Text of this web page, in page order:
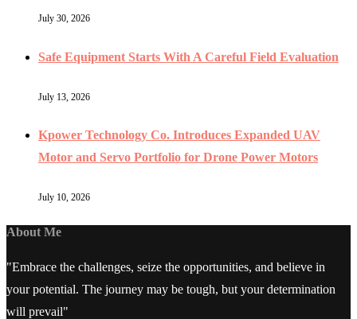
July 30, 2026
Safe Equipment Starts With A Careful Field Evaluation
July 13, 2026
Kpower Technology Co. Introduces Expanded UAV
Motor and Servo Portfolio for Drone Power Motors
July 10, 2026
About Me
"Embrace the challenges, seize the opportunities, and believe in
your potential. The journey may be tough, but your determination
will prevail"